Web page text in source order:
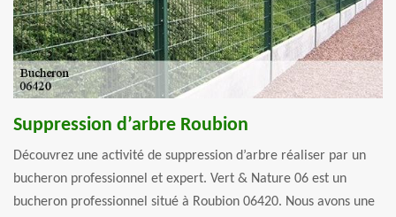
Suppression d’arbre Roubion
Découvrez une activité de suppression d’arbre réaliser par un
bucheron professionnel et expert. Vert & Nature 06 est un
bucheron professionnel situé à Roubion 06420. Nous avons une